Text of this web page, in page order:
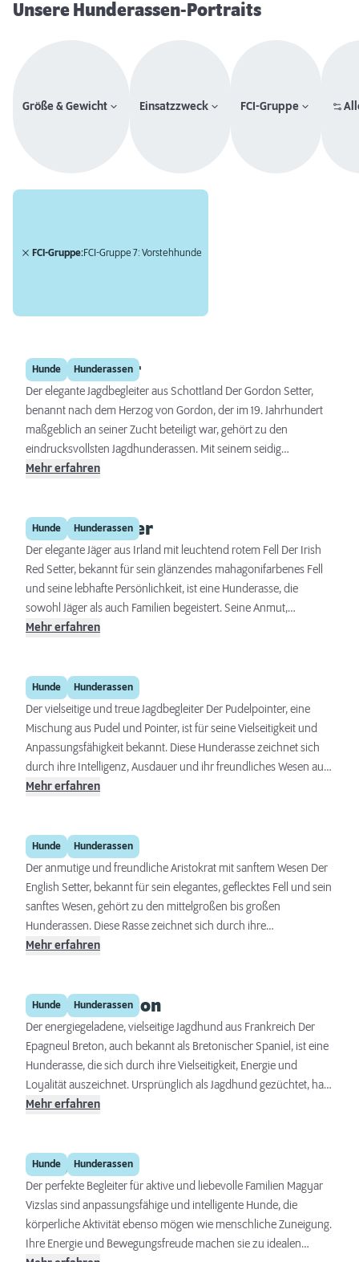
Unsere Hunderassen-Portraits
Größe & Gewicht Einsatzzweck FCI-Gruppe
FCI-Gruppe:FCI-Gruppe 7: Vorstehhunde
Hunde Hunderassen
Gordon Setter
Der elegante Jagdbegleiter aus Schottland Der Gordon Setter,
benannt nach dem Herzog von Gordon, der im 19. Jahrhundert
maßgeblich an seiner Zucht beteiligt war, gehört zu den
eindrucksvollsten Jagdhunderassen. Mit seinem seidig
glänzenden schwarzen Fell, das von kastanienroten Abzeichen
auch durch seine Intelligenz, sein freundliches Wesen und seine
unermüdliche Arbeitsbereitschaft. Als Familienmitglied zeigt sich
der Gordon Setter anhänglich und kinderlieb, als Jagdhund
zeichnet er sich durch Ausdauer und die Fähigkeit zur
selbstständigen Jagd aus.
Mehr erfahren
Hunde Hunderassen
Irish Red Setter
Der elegante Jäger aus Irland mit leuchtend rotem Fell Der Irish
Red Setter, bekannt für sein glänzendes mahagonifarbenes Fell
und seine lebhafte Persönlichkeit, ist eine Hunderasse, die
sowohl Jäger als auch Familien begeistert. Seine Anmut,
Intelligenz und Energie machen ihn zu einem vielseitigen
Mehr erfahren
Hunde Hunderassen
Pudelpointer
Der vielseitige und treue Jagdbegleiter Der Pudelpointer, eine
Mischung aus Pudel und Pointer, ist für seine Vielseitigkeit und
Anpassungsfähigkeit bekannt. Diese Hunderasse zeichnet sich
durch ihre Intelligenz, Ausdauer und ihr freundliches Wesen aus.
Sie sind ausgezeichnete Jagdhunde und liebevolle
Beschäftigung ist wichtig, um sie zufrieden und gesund zu
halten.
Mehr erfahren
Hunde Hunderassen
English Setter
Der anmutige und freundliche Aristokrat mit sanftem Wesen Der
English Setter, bekannt für sein elegantes, geflecktes Fell und sein
sanftes Wesen, gehört zu den mittelgroßen bis großen
Hunderassen. Diese Rasse zeichnet sich durch ihre
Freundlichkeit, Geduld und ihr ausgeglichenes Temperament
glücklich und gesund zu bleiben. Dank ihrer
Anpassungsfähigkeit und ihres Lerneifers sind English Setter
sowohl für erfahrene Hundebesitzer als auch für Anfänger
geeignet.
Mehr erfahren
Hunde Hunderassen
Epagneul Breton
Der energiegeladene, vielseitige Jagdhund aus Frankreich Der
Epagneul Breton, auch bekannt als Bretonischer Spaniel, ist eine
Hunderasse, die sich durch ihre Vielseitigkeit, Energie und
Loyalität auszeichnet. Ursprünglich als Jagdhund gezüchtet, hat
sich der Epagneul Breton zu einem beliebten Familienbegleiter
Intelligenz und Anpassungsfähigkeit, macht ihn zu einem idealen
Gefährten für aktive Familien.
Mehr erfahren
Hunde Hunderassen
Magyar Vizsla
Der perfekte Begleiter für aktive und liebevolle Familien Magyar
Vizslas sind anpassungsfähige und intelligente Hunde, die
körperliche Aktivität ebenso mögen wie menschliche Zuneigung.
Ihre Energie und Bewegungsfreude machen sie zu idealen